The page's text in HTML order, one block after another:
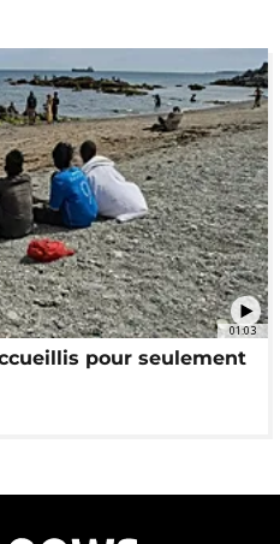
01:03
pour seulement